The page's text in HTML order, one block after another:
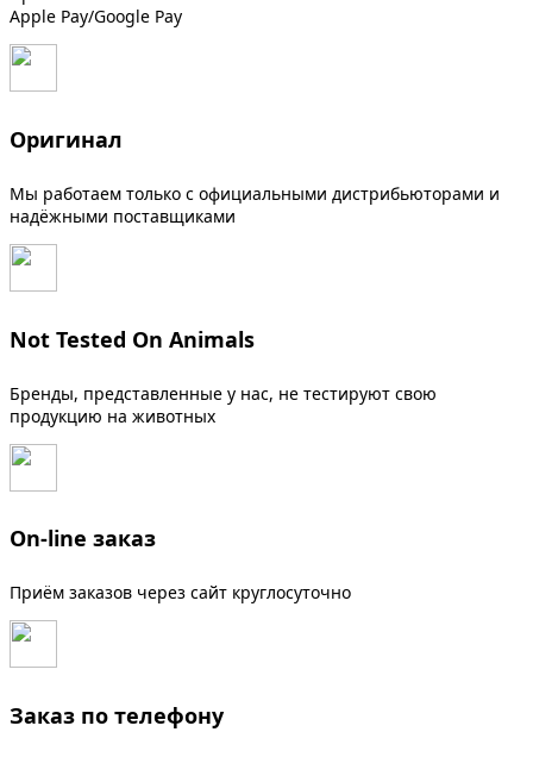
Apple Pay/Google Pay
Оригинал
Мы работаем только с официальными дистрибьюторами и
надёжными поставщиками
Not Tested On Animals
Бренды, представленные у нас, не тестируют свою
продукцию на животных
On-line заказ
Приём заказов через сайт круглосуточно
Заказ по телефону